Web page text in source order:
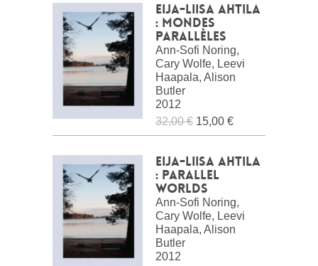
Eija-Liisa Ahtila
: Mondes
parallèles
Ann-Sofi Noring,
Cary Wolfe, Leevi
Haapala, Alison
Butler
2012
32,00 € 15,00 €
Eija-Liisa Ahtila
: Parallel
Worlds
Ann-Sofi Noring,
Cary Wolfe, Leevi
Haapala, Alison
Butler
2012